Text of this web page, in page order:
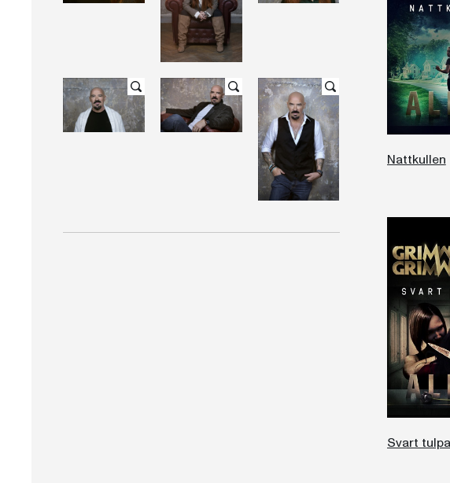
Nattkullen
Svart